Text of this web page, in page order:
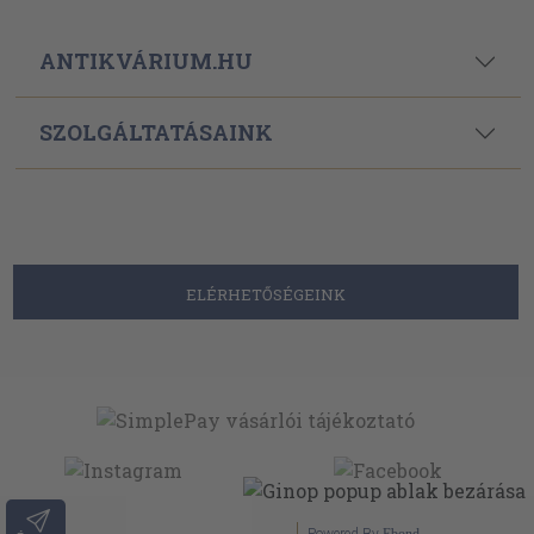
ANTIKVÁRIUM.HU
SZOLGÁLTATÁSAINK
ELÉRHETŐSÉGEINK